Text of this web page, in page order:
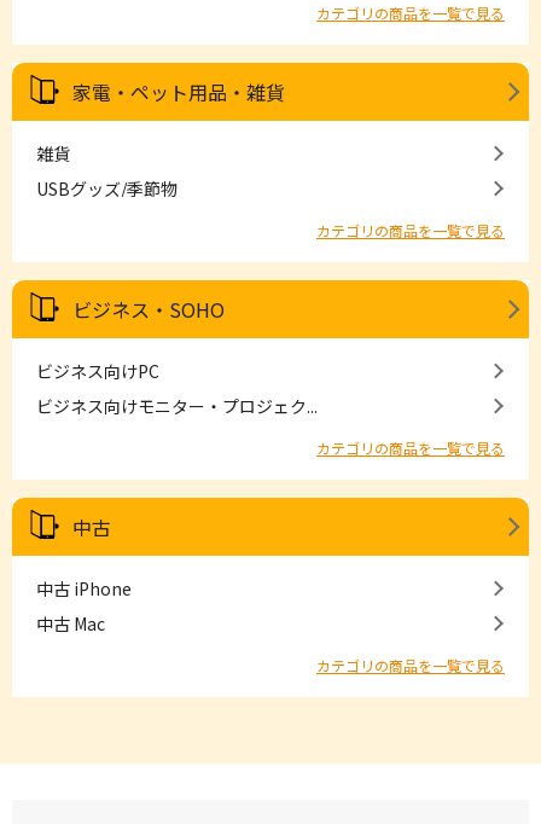
カテゴリの商品を一覧で見る
家電・ペット用品・雑貨
雑貨
USBグッズ/季節物
カテゴリの商品を一覧で見る
ビジネス・SOHO
ビジネス向けPC
ビジネス向けモニター・プロジェク...
カテゴリの商品を一覧で見る
中古
中古 iPhone
中古 Mac
カテゴリの商品を一覧で見る